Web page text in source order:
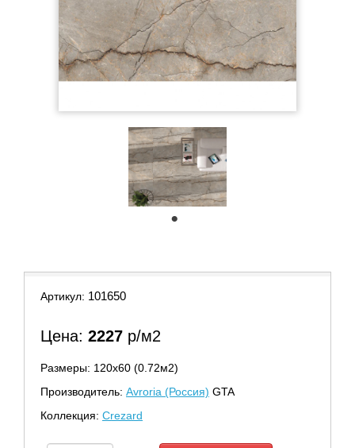
Артикул: 101650
Цена: 2227 р/м2
Размеры: 120х60 (0.72м2)
Производитель: Avroria (Россия) GTA
Коллекция: Crezard